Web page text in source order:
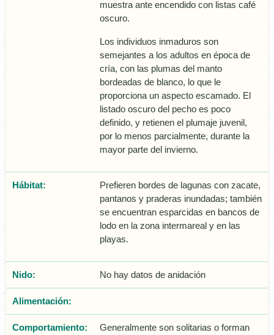
muestra ante encendido con listas café
oscuro.
Los individuos inmaduros son
semejantes a los adultos en época de
crí­a, con las plumas del manto
bordeadas de blanco, lo que le
proporciona un aspecto escamado. El
listado oscuro del pecho es poco
definido, y retienen el plumaje juvenil,
por lo menos parcialmente, durante la
mayor parte del invierno.
Hábitat:
Prefieren bordes de lagunas con zacate,
pantanos y praderas inundadas; también
se encuentran esparcidas en bancos de
lodo en la zona intermareal y en las
playas.
Nido: No hay datos de anidación
Alimentación:
Comportamiento:
Generalmente son solitarias o forman